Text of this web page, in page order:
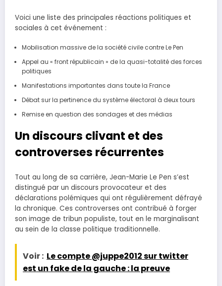
Voici une liste des principales réactions politiques et
sociales à cet événement :
Mobilisation massive de la société civile contre Le Pen
Appel au « front républicain » de la quasi-totalité des forces
politiques
Manifestations importantes dans toute la France
Débat sur la pertinence du système électoral à deux tours
Remise en question des sondages et des médias
Un discours clivant et des
controverses récurrentes
Tout au long de sa carrière, Jean-Marie Le Pen s’est
distingué par un discours provocateur et des
déclarations polémiques qui ont régulièrement défrayé
la chronique. Ces controverses ont contribué à forger
son image de tribun populiste, tout en le marginalisant
au sein de la classe politique traditionnelle.
Voir : Le compte @juppe2012 sur twitter
est un fake de la gauche : la preuve